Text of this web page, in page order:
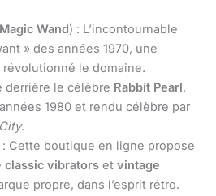
Magic Wand) : L’incontournable
» des années 1970, une
le domaine.
derrière le célèbre Rabbit Pearl,
1980 et rendu célèbre par
.
: Cette boutique en ligne propose
classic vibrators et vintage
propre, dans l’esprit rétro.